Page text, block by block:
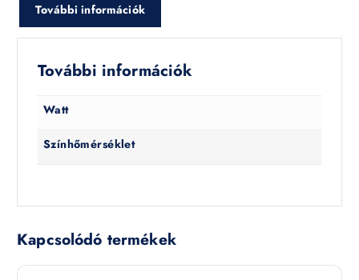
További információk
További információk
Watt
Színhőmérséklet
Kapcsolódó termékek